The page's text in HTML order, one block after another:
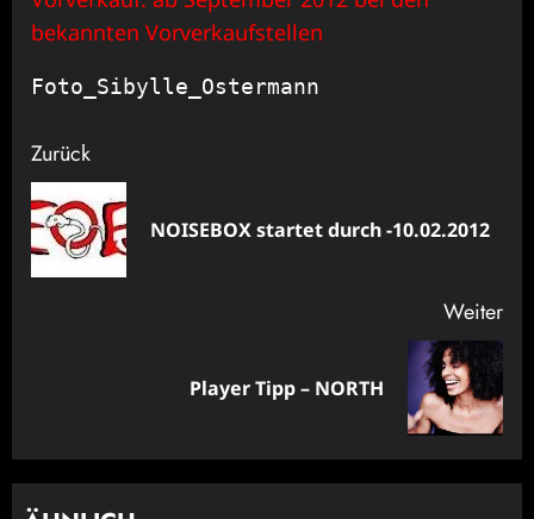
bekannten Vorverkaufstellen
Foto_Sibylle_Ostermann
Beitragsnavigation
Zurück
NOISEBOX startet durch -10.02.2012
Weiter
Player Tipp – NORTH